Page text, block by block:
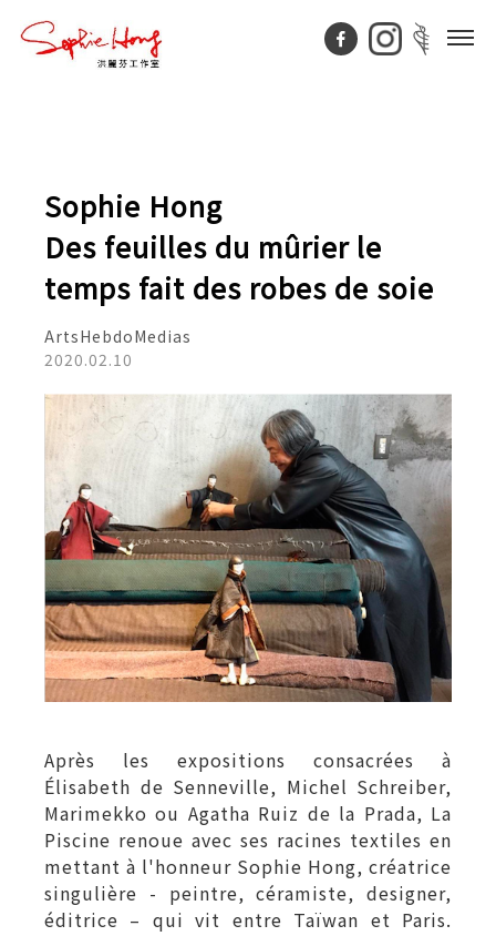
Sophie Hong
Des feuilles du mûrier le
temps fait des robes de soie
ArtsHebdoMedias
2020.02.10
Après les expositions consacrées à
Élisabeth de Senneville, Michel Schreiber,
Marimekko ou Agatha Ruiz de la Prada, La
Piscine renoue avec ses racines textiles en
mettant à l'honneur Sophie Hong, créatrice
singulière - peintre, céramiste, designer,
éditrice – qui vit entre Taïwan et Paris.